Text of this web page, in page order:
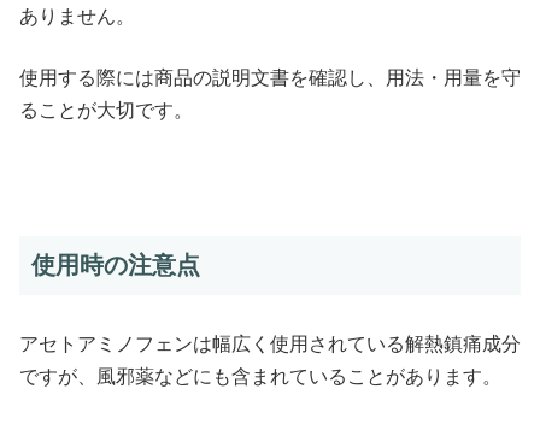
ありません。
使用する際には商品の説明文書を確認し、用法・用量を守
ることが大切です。
使用時の注意点
アセトアミノフェンは幅広く使用されている解熱鎮痛成分
ですが、風邪薬などにも含まれていることがあります。